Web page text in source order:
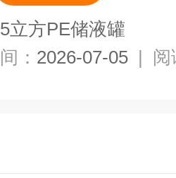
5立方PE储液罐
： 2026-07-05 | 阅